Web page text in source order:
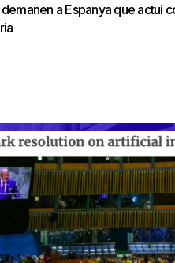
demanen a Espanya que actui